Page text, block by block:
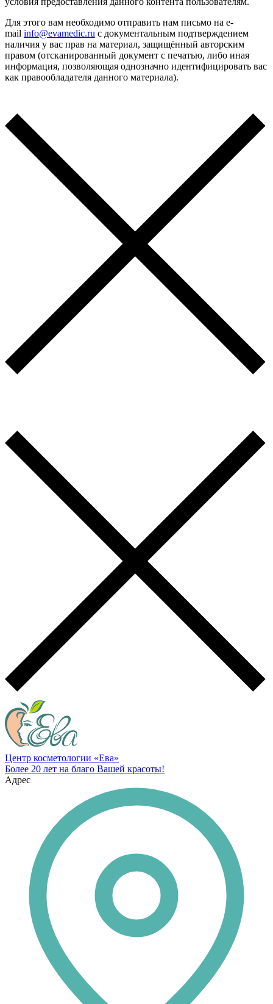
Для этого вам необходимо отправить нам письмо на e-
mail info@evamedic.ru с документальным подтверждением
наличия у вас прав на материал, защищённый авторским
правом (отсканированный документ с печатью, либо иная
информация, позволяющая однозначно идентифицировать вас
как правообладателя данного материала).
Центр косметологии «Ева»
Более 20 лет на благо Вашей красоты!
Адрес